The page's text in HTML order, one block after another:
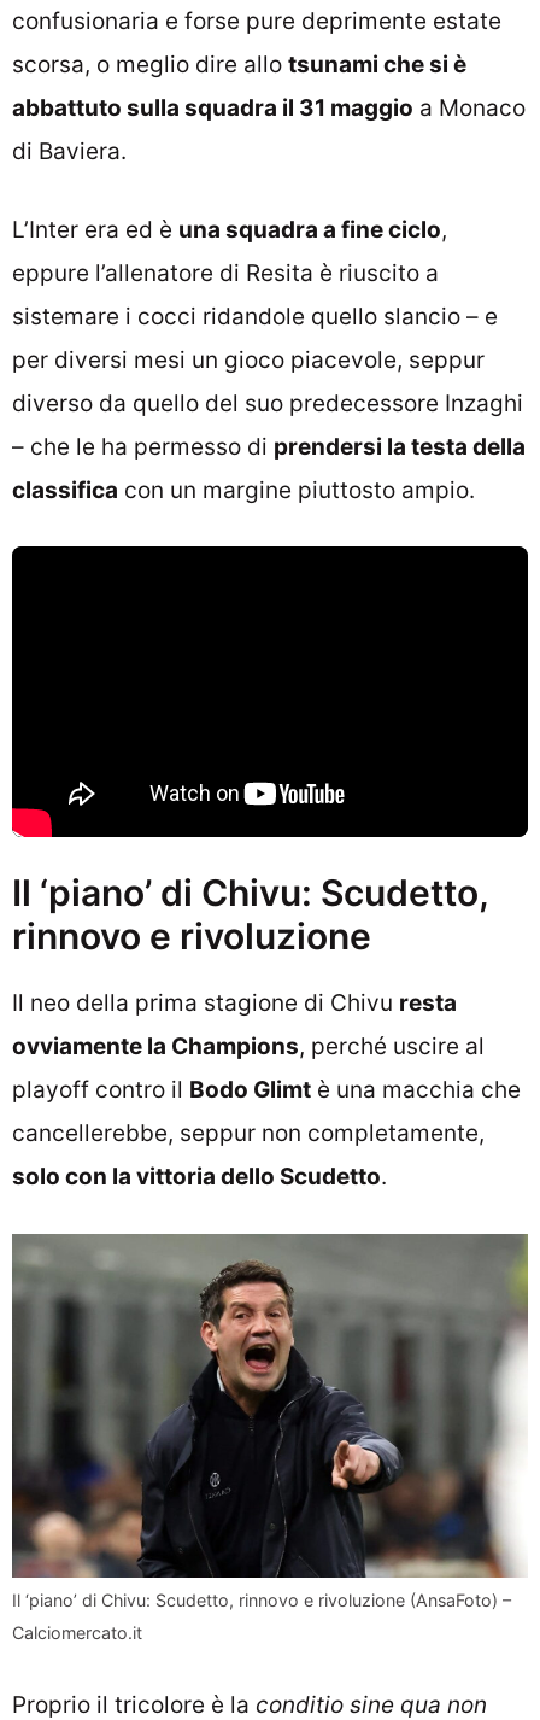
confusionaria e forse pure deprimente estate
scorsa, o meglio dire allo tsunami che si è
abbattuto sulla squadra il 31 maggio a Monaco
di Baviera.
L’Inter era ed è una squadra a fine ciclo,
eppure l’allenatore di Resita è riuscito a
sistemare i cocci ridandole quello slancio – e
per diversi mesi un gioco piacevole, seppur
diverso da quello del suo predecessore Inzaghi
– che le ha permesso di prendersi la testa della
classifica con un margine piuttosto ampio.
Il ‘piano’ di Chivu: Scudetto,
rinnovo e rivoluzione
Il neo della prima stagione di Chivu resta
ovviamente la Champions, perché uscire al
playoff contro il Bodo Glimt è una macchia che
cancellerebbe, seppur non completamente,
solo con la vittoria dello Scudetto.
Il ‘piano’ di Chivu: Scudetto, rinnovo e rivoluzione (AnsaFoto) –
Calciomercato.it
Proprio il tricolore è la conditio sine qua non